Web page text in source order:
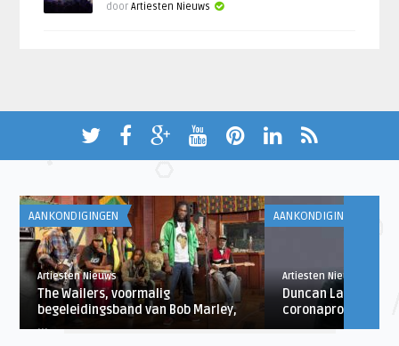
doorArtiesten Nieuws
AANKONDIGINGEN
Artiesten Nieuws
The Wailers, voormalig
begeleidingsband van Bob Marley,
...
AANKONDIGINGEN
Artiesten Nieuws
Duncan Laurence
coronaproof